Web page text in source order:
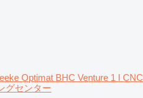
Optimat BHC Venture 1 I CNC
グセンター